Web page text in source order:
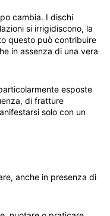
cambia. I dischi
si irrigidiscono, la
questo può contribuire
in assenza di una vera
esposte
di fratture
solo con un
anche in presenza di